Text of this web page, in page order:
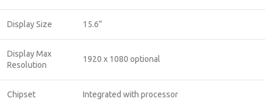
Display Size 15.6”
Display Max
Resolution
1920 x 1080 optional
Chipset Integrated with processor